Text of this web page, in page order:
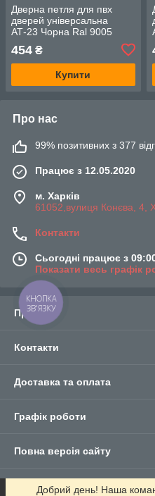
Дверна петля для пвх
дверей універсальна
АТ-23 Чорна Ral 9005
454 ₴
Купити
Про нас
99% позитивних з 377
Працює з 12.05.2020
м. Харків
61052,вулиця Конєва, 4,
Контакти
Сьогодні працює з
Показати весь графік
Про нас
Контакти
Доставка та оплата
Графік роботи
Повна версія сайту
Сайт створено на
Добрий день! Наша
КНОПКА
ЗВ'ЯЗКУ